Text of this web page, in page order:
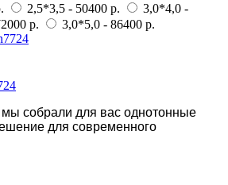
2,5*3,5 - 50400 р.
3,0*4,0 -
р. 3,0*5,0 - 86400 р.
мы собрали для вас однотонные
для современного